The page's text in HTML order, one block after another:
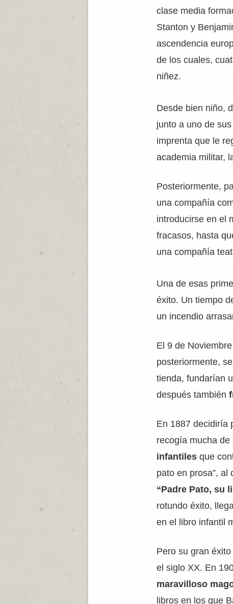
clase media
Stanton y
ascendencia
de los cuales,
niñez.
Desde bien niño,
junto a uno de
imprenta que le
academia militar,
Posteriormente,
una compañía
introducirse en el
fracasos, hasta
una compañía
Una de esas
éxito. Un tiempo
un incendio
El 9 de
posteriormente,
tienda, fundarían
después también
En 1887 decidiría
recogía mucha de
infantiles que
pato en prosa”, al
“Padre Pato, su
rotundo éxito,
en el libro infantil
Pero su gran
el siglo XX. En
maravilloso
libros en los que